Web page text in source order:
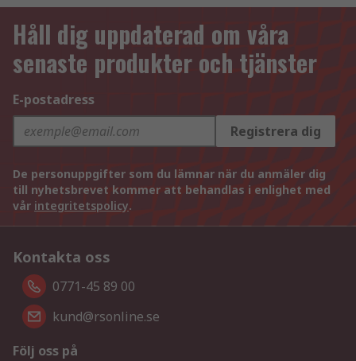
Håll dig uppdaterad om våra
senaste produkter och tjänster
E-postadress
Registrera dig
De personuppgifter som du lämnar när du anmäler dig
till nyhetsbrevet kommer att behandlas i enlighet med
vår integritetspolicy.
Kontakta oss
0771-45 89 00
kund@rsonline.se
Följ oss på